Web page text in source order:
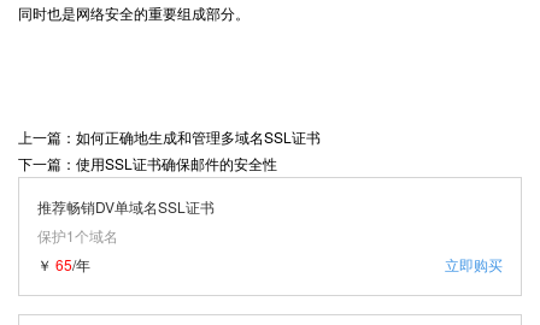
同时也是网络安全的重要组成部分。
上一篇：如何正确地生成和管理多域名SSL证书
下一篇：使用SSL证书确保邮件的安全性
推荐畅销DV单域名SSL证书
保护1个域名
立即购买
￥ 65/年